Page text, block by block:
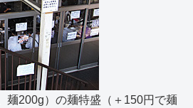
麺200g）の麺特盛（＋150円で麺